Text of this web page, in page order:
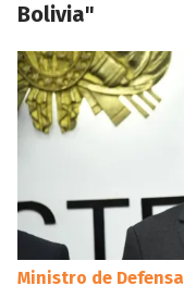
Bolivia"
Ministro de Defensa